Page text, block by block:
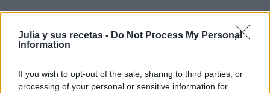
Julia y sus recetas - Do Not Process My Personal
Information
If you wish to opt-out of the sale, sharing to third parties, or
processing of your personal or sensitive information for
¿Te ha gustado la receta?